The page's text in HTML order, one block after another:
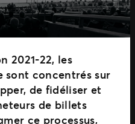
2021-22, les
sont concentrés sur
de fidéliser et
de billets
ce processus,